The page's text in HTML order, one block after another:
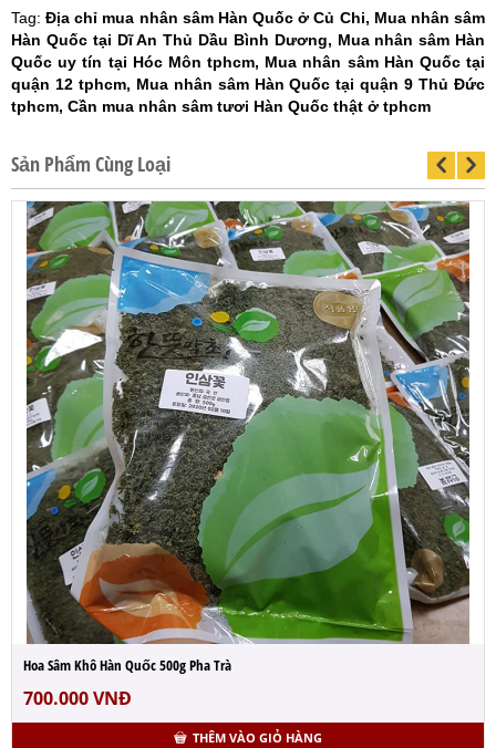
Tag: Địa chỉ mua nhân sâm Hàn Quốc ở Củ Chi, Mua nhân sâm
Hàn Quốc tại Dĩ An Thủ Dầu Bình Dương, Mua nhân sâm Hàn
Quốc uy tín tại Hóc Môn tphcm, Mua nhân sâm Hàn Quốc tại
quận 12 tphcm, Mua nhân sâm Hàn Quốc tại quận 9 Thủ Đức
tphcm, Cần mua nhân sâm tươi Hàn Quốc thật ở tphcm
Sản Phẩm Cùng Loại
Hoa Sâm Khô Hàn Quốc 500g Pha Trà
700.000VNĐ
THÊM VÀO GIỎ HÀNG